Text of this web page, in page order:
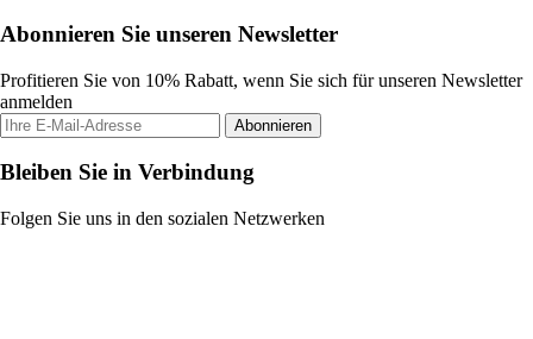
Abonnieren Sie unseren Newsletter
Profitieren Sie von 10% Rabatt, wenn Sie sich für unseren Newsletter
anmelden
Abonnieren
Bleiben Sie in Verbindung
Folgen Sie uns in den sozialen Netzwerken